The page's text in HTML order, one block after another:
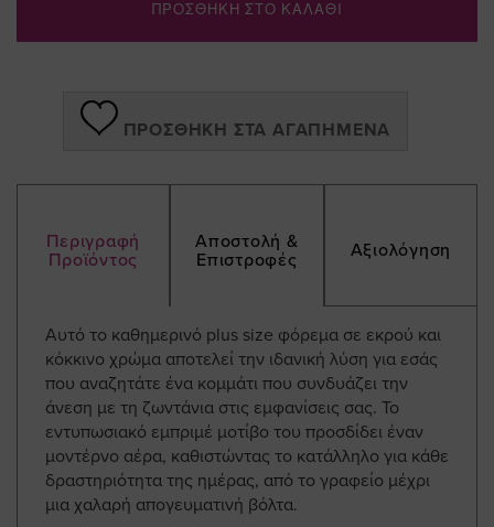
ΠΡΟΣΘΗΚΗ ΣΤΟ ΚΑΛΑΘΙ
ΠΡΟΣΘΉΚΗ ΣΤΑ ΑΓΑΠΗΜΈΝΑ
Περιγραφή
Προϊόντος
Αποστολή &
Επιστροφές
Αξιολόγηση
Αυτό το καθημερινό plus size φόρεμα σε εκρού και
κόκκινο χρώμα αποτελεί την ιδανική λύση για εσάς
που αναζητάτε ένα κομμάτι που συνδυάζει την
άνεση με τη ζωντάνια στις εμφανίσεις σας. Το
εντυπωσιακό εμπριμέ μοτίβο του προσδίδει έναν
μοντέρνο αέρα, καθιστώντας το κατάλληλο για κάθε
δραστηριότητα της ημέρας, από το γραφείο μέχρι
μια χαλαρή απογευματινή βόλτα.